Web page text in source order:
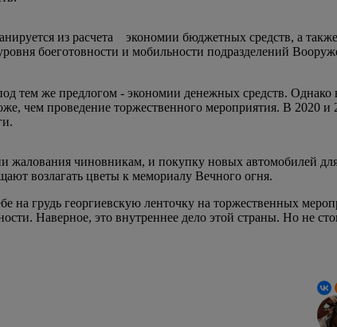
из расчета экономии бюджетных средств, а
боеготовности и мобильности подразделений
тем же предлогом - экономии денежных средств.
чем проведение торжественного мероприятия. В 2020
жалования чиновникам, и покупку новых автомобилей
возлагать цветы к мемориалу Вечного огня.
на грудь георгиевскую ленточку на торжественных
Наверное, это внутреннее дело этой страны. Но не